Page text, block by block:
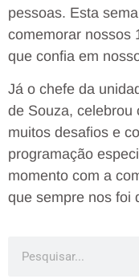
pessoas. Esta
comemorar nossos
que confia em
Já o chefe da
de Souza, celebrou
muitos desafios e
programação
momento com a
que sempre nos foi